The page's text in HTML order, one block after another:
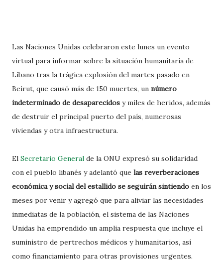
Las Naciones Unidas celebraron este lunes un evento
virtual para informar sobre la situación humanitaria de
Líbano tras la trágica explosión del martes pasado en
Beirut, que causó más de 150 muertes, un número
indeterminado de desaparecidos y miles de heridos, además
de destruir el principal puerto del país, numerosas
viviendas y otra infraestructura.
El Secretario General de la ONU expresó su solidaridad
con el pueblo libanés y adelantó que las reverberaciones
económica y social del estallido se seguirán sintiendo en los
meses por venir y agregó que para aliviar las necesidades
inmediatas de la población, el sistema de las Naciones
Unidas ha emprendido un amplia respuesta que incluye el
suministro de pertrechos médicos y humanitarios, así
como financiamiento para otras provisiones urgentes.